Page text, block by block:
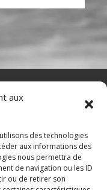
aux
des technologies
aux informations des
nous permettra de
de navigation ou les ID
ou de retirer son
légales